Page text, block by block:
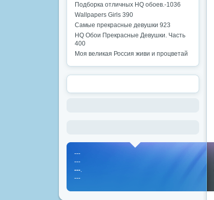
Подборка отличных HQ обоев.-1036
Wallpapers Girls 390
Самые прекрасные девушки 923
HQ Обои Прекрасные Девушки. Часть
400
Моя великая Россия живи и процветай
---
---
---.
---